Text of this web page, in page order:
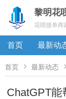
黎明花
花呗接单商
首页 最新动
首页  最新动态 
ChatGPT能